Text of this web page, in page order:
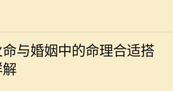
命与婚姻中的命理合适搭
解
在中国传统文化中占据着重要
，尤其是在婚姻选择上。对于
来说，选择合适的命理搭配非
，这可以影响到感情的和谐与